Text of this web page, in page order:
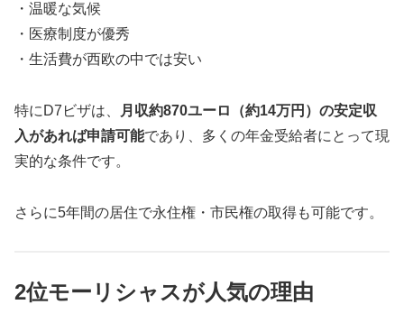
・温暖な気候
・医療制度が優秀
・生活費が西欧の中では安い
特にD7ビザは、
月収約870ユーロ（約14万円）の安定収
入があれば申請可能であり、多くの年金受給者にとって現
実的な条件です。
さらに5年間の居住で永住権・市民権の取得も可能です。
2位モーリシャスが人気の理由